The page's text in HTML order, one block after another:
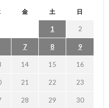
金 土 日
1 2
7 8 9
14 15 16
21 22 23
28 29 30